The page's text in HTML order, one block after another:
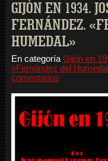
GIJÓN EN 1934.
FERNÁNDEZ.
HUMEDAL»
En categoríaGijón en
«Fernández del
comentarios